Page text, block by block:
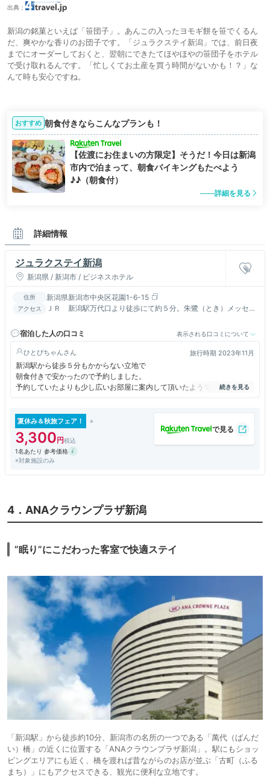
出典：
新潟の銘菓といえば「笹団子」。あんこの入ったヨモギ餅を笹でくるん
だ、爽やかな香りのお団子です。「ジュラクステイ新潟」では、前日夜
までにオーダーしておくと、翌朝にできたてほやほやの笹団子をホテル
で受け取れるんです。「忙しくてお土産を買う時間がないかも！？」な
んて時も安心ですね。
おすすめ 朝食付きならこんなプランも！
【佐渡にお住まいの方限定】そうだ！今日は新潟
市内で泊まって、朝食バイキングもたべよう
♪♪（朝食付）
詳細を見る
詳細情報
ジュラクステイ新潟
新潟県 / 新潟市 / ビジネスホテル
住所 新潟県新潟市中央区花園1-6-15
アクセス
ＪＲ 新潟駅万代口より徒歩にて約５分。朱鷺（とき）メッセ・
宿泊した人の口コミ
表示される口コミについて
ひとぴちゃん 旅行時期 2023年11月
新潟駅から徒歩５分もかからない立地で
朝食付きで安かったので予約しました。
予約していたよりも少し広いお部屋に案内して頂いたようですが、レイア
ウトがイマイチ。
と割り切って予約したのですが、３時頃に目が覚めると隣の部屋から爆音
のいびき、たまに咳も聞こえるし。
いびきは何時間も続き気になって眠れず。
たまたま隣の部屋がそんな人だったにしても、
相当壁が薄いんだと思われます。
夏休み＆秋旅フェア！
3,300
1名あたり 参考価格
※対象施設のみ
4．ANAクラウンプラザ新潟
”眠り”にこだわった客室で快適ステイ
「新潟駅」から徒歩約10分、新潟市の名所の一つである「萬代（ばんだ
い）橋」の近くに位置する「ANAクラウンプラザ新潟」。駅にもショッ
ピングエリアにも近く、橋を渡れば昔ながらのお店が並ぶ「古町（ふる
まち）」にもアクセスできる、観光に便利な立地です。